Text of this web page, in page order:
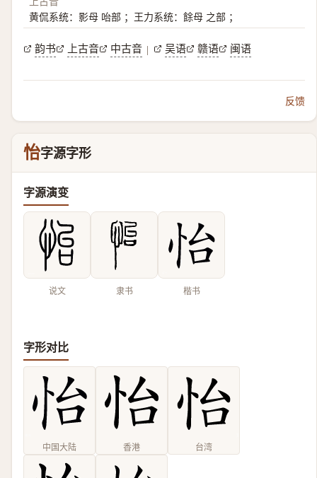
黄侃系统：影母 咍部 ；王力系统：餘母 之部 ；
韵书 上古音 中古音 | 吴语 赣语 闽语
反馈
怡字源字形
字源演变
说文 隶书 楷书
字形对比
中国大陆 香港 台湾